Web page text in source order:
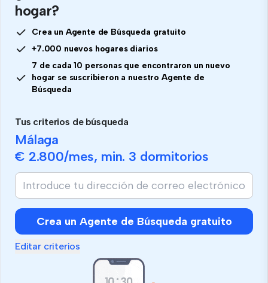
hogar?
Crea un Agente de Búsqueda gratuito
+7.000 nuevos hogares diarios
7 de cada 10 personas que encontraron un nuevo
hogar se suscribieron a nuestro Agente de
Búsqueda
Tus criterios de búsqueda
Málaga
€ 2.800/mes, min. 3 dormitorios
Crea un Agente de Búsqueda gratuito
Editar criterios